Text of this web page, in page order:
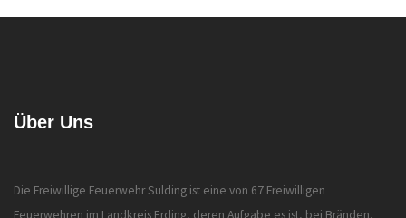
Über Uns
Die Freiwillige Feuerwehr Sulding ist eine von 67 Freiwilligen
Feuerwehren im Landkreis Erding, deren Aufgabe es ist, bei Bränden,